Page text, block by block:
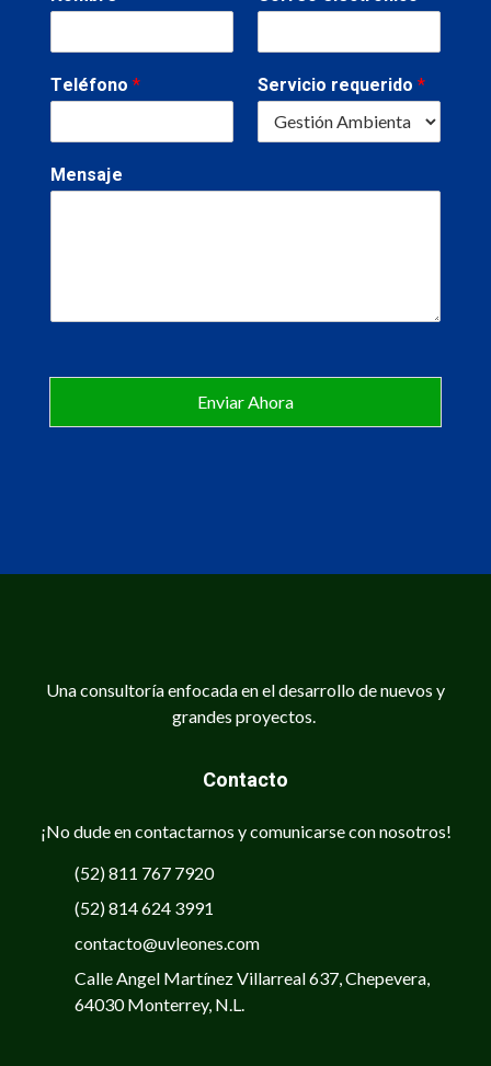
Teléfono * Servicio requerido *
Mensaje
Enviar Ahora
Una consultoría enfocada en el desarrollo de nuevos y
grandes proyectos.
Contacto
¡No dude en contactarnos y comunicarse con nosotros!
(52) 811 767 7920
(52) 814 624 3991
contacto@uvleones.com
Calle Angel Martínez Villarreal 637, Chepevera,
64030 Monterrey, N.L.